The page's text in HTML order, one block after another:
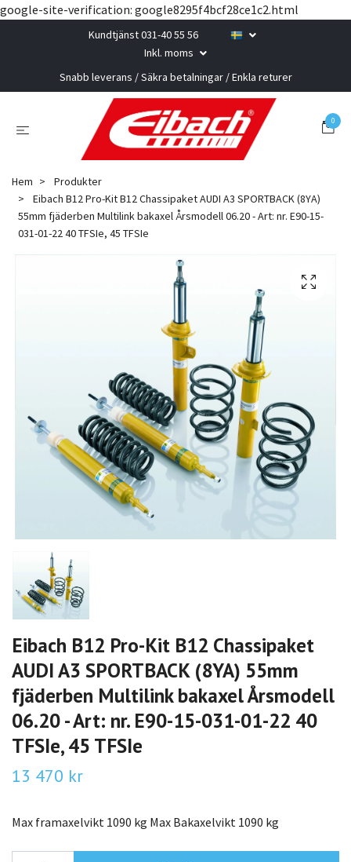
google-site-verification: google8295f4bcf28ce1c2.html
Kundtjänst 031-40 55 56
Inkl. moms
Snabb leverans / Säkra betalningar / Enkla returer
0
Hem
Produkter
Eibach B12 Pro-Kit B12 Chassipaket AUDI A3 SPORTBACK (8YA)
55mm fjäderben Multilink bakaxel Årsmodell 06.20 - Art: nr. E90-15-
031-01-22 40 TFSIe, 45 TFSIe
Eibach B12 Pro-Kit B12 Chassipaket
AUDI A3 SPORTBACK (8YA) 55mm
fjäderben Multilink bakaxel Årsmodell
06.20 - Art: nr. E90-15-031-01-22 40
TFSIe, 45 TFSIe
13 470 kr
Max framaxelvikt 1090 kg Max Bakaxelvikt 1090 kg